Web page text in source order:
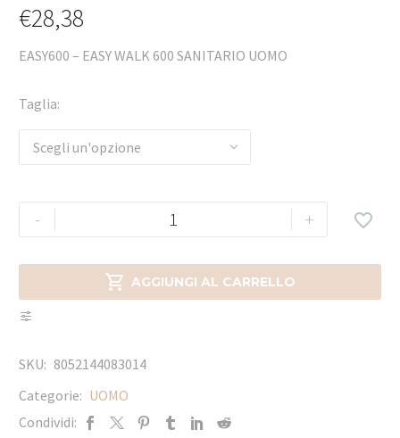
€28,38
EASY600 – EASY WALK 600 SANITARIO UOMO
Taglia
Scegli un'opzione
- +
 AGGIUNGI AL CARRELLO

SKU: 8052144083014
Categorie: UOMO
Condividi: